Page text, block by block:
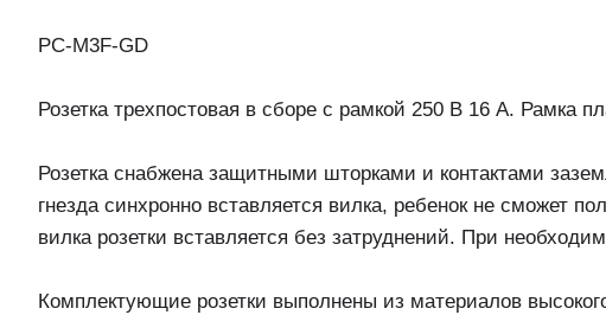
PC-M3F-GD
Розетка трехпостовая в сборе с рамкой 250 В 16 А. Рамка
Розетка снабжена защитными шторками и контактами
гнезда синхронно вставляется вилка, ребенок не сможет
вилка розетки вставляется без затруднений. При
Комплектующие розетки выполнены из материалов